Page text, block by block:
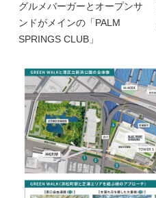
グルメバーガーとオープンサ
ンドがメインの「PALM
SPRINGS CLUB」